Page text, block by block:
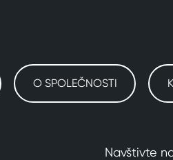
O SPOLEČNOSTI
Navštivte